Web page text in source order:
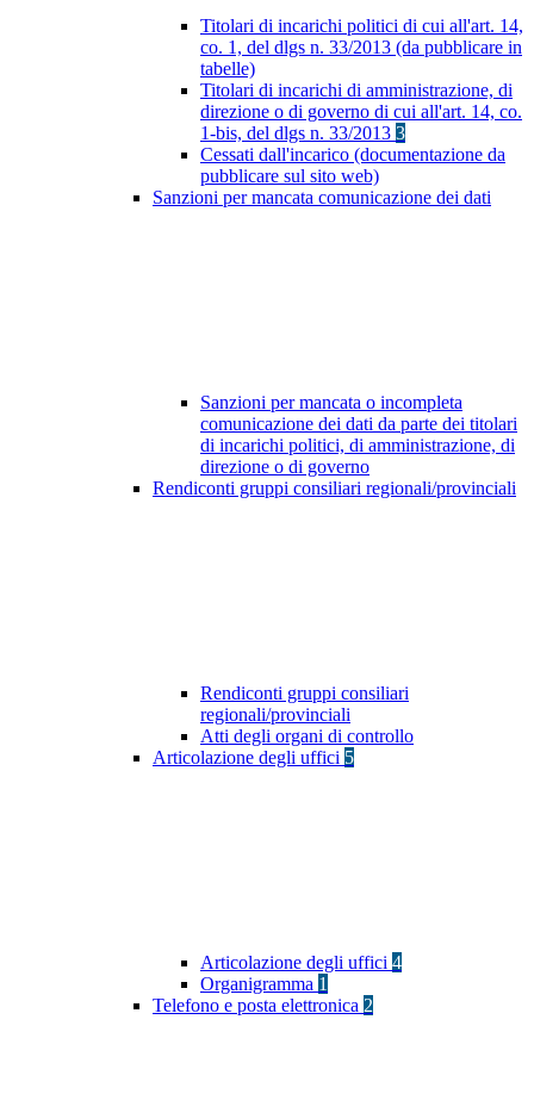
Titolari di incarichi politici di cui all'art. 14,
co. 1, del dlgs n. 33/2013 (da pubblicare in
tabelle)
Titolari di incarichi di amministrazione, di
direzione o di governo di cui all'art. 14, co.
1-bis, del dlgs n. 33/2013 3
Cessati dall'incarico (documentazione da
pubblicare sul sito web)
Sanzioni per mancata comunicazione dei dati
Sanzioni per mancata o incompleta
comunicazione dei dati da parte dei titolari
di incarichi politici, di amministrazione, di
direzione o di governo
Rendiconti gruppi consiliari regionali/provinciali
Rendiconti gruppi consiliari
regionali/provinciali
Atti degli organi di controllo
Articolazione degli uffici 5
Articolazione degli uffici 4
Organigramma 1
Telefono e posta elettronica 2